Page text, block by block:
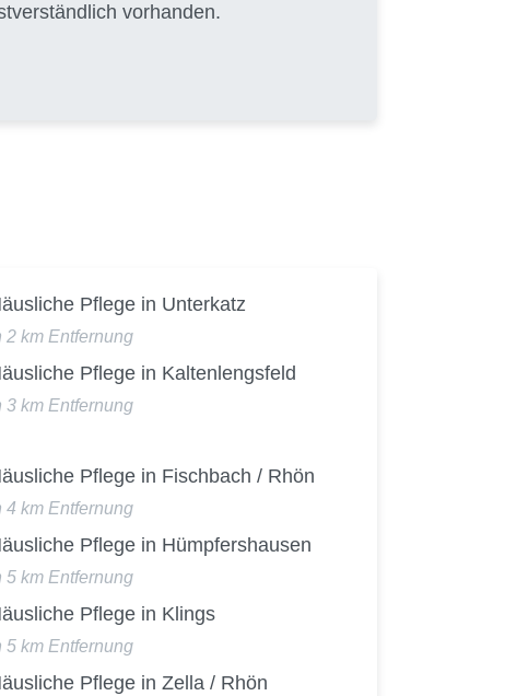
vorhanden.
Pflege in Unterkatz
2 km Entfernung
Pflege in Kaltenlengsfeld
3 km Entfernung
Pflege in Fischbach / Rhön
4 km Entfernung
Pflege in Hümpfershausen
5 km Entfernung
Pflege in Klings
5 km Entfernung
Pflege in Zella / Rhön